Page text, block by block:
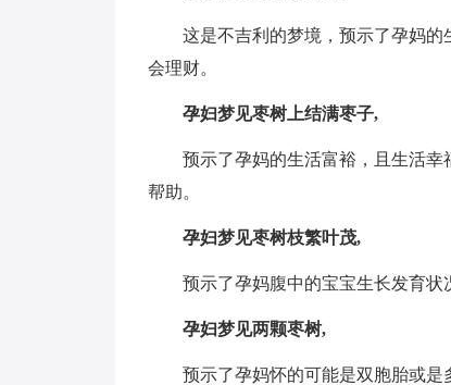
这是不吉利的梦境，预示了孕妈的
会理财。
孕妇梦见枣树上结满枣子,
预示了孕妈的生活富裕，且生活幸
帮助。
孕妇梦见枣树枝繁叶茂,
预示了孕妈腹中的宝宝生长发育状
孕妇梦见两颗枣树,
预示了孕妈怀的可能是双胞胎或是